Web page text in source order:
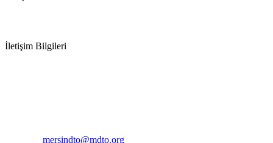
İletişim Bilgileri
mersindto@mdto.org